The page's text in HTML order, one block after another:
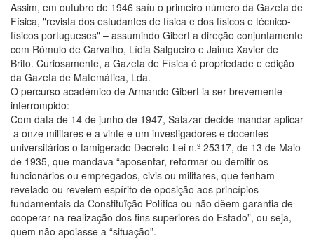
Assim, em outubro de 1946 saíu o primeiro número da Gazeta de
Física, "revista dos estudantes de física e dos físicos e técnico-
físicos portugueses" – assumindo Gibert a direção conjuntamente
com Rómulo de Carvalho, Lídia Salgueiro e Jaime Xavier de
Brito. Curiosamente, a Gazeta de Física é propriedade e edição
da Gazeta de Matemática, Lda.
O percurso académico de Armando Gibert ia ser brevemente
interrompido:
Com data de 14 de junho de 1947, Salazar decide mandar aplicar
a onze militares e a vinte e um investigadores e docentes
universitários o famigerado Decreto-Lei n.º 25317, de 13 de Maio
de 1935, que mandava “aposentar, reformar ou demitir os
funcionários ou empregados, civis ou militares, que tenham
revelado ou revelem espírito de oposição aos princípios
fundamentais da Constituïção Política ou não dêem garantia de
cooperar na realização dos fins superiores do Estado”, ou seja,
quem não apoiasse a “situação”.